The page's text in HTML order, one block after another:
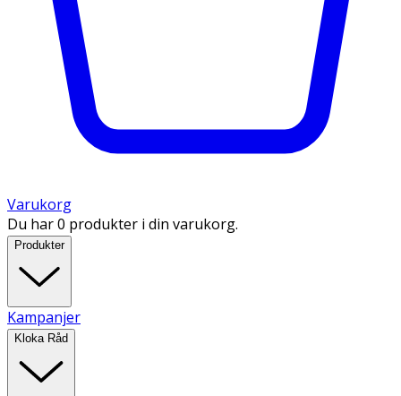
Varukorg
Du har 0 produkter i din varukorg.
Produkter
Kampanjer
Kloka Råd